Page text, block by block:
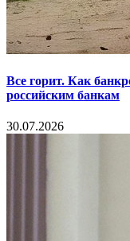
Все горит. Как
российским банкам
30.07.2026